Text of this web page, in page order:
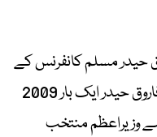
حیدر مسلم کانفرنس کے
پلیٹ فارم سے وزیراعظم رہے۔ ’راجا فاروق حیدر ایک بار 2009
وزیراعظم منتخب